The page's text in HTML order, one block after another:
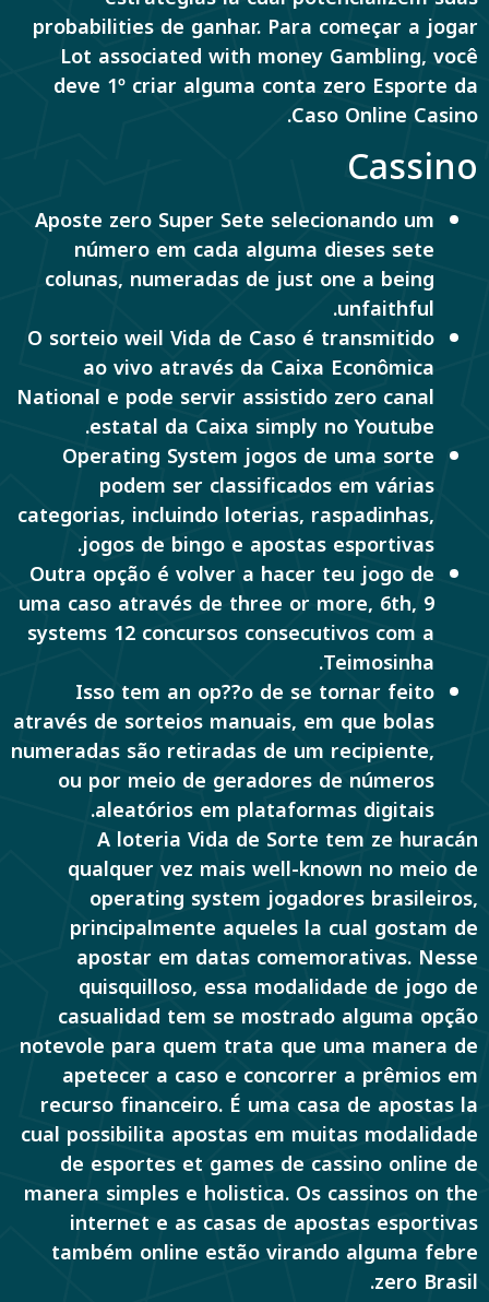
probabilities de ganhar. Para começar a jogar
Lot associated with money Gambling, você
deve 1º criar alguma conta zero Esporte da
Caso Online Casino.
Cassino
Aposte zero Super Sete selecionando um
número em cada alguma dieses sete
colunas, numeradas de just one a being
unfaithful.
O sorteio weil Vida de Caso é transmitido
ao vivo através da Caixa Econômica
National e pode servir assistido zero canal
estatal da Caixa simply no Youtube.
Operating System jogos de uma sorte
podem ser classificados em várias
categorias, incluindo loterias, raspadinhas,
jogos de bingo e apostas esportivas.
Outra opção é volver a hacer teu jogo de
uma caso através de three or more, 6th, 9
systems 12 concursos consecutivos com a
Teimosinha.
Isso tem an op??o de se tornar feito
através de sorteios manuais, em que bolas
numeradas são retiradas de um recipiente,
ou por meio de geradores de números
aleatórios em plataformas digitais.
A loteria Vida de Sorte tem ze huracán
qualquer vez mais well-known no meio de
operating system jogadores brasileiros,
principalmente aqueles la cual gostam de
apostar em datas comemorativas. Nesse
quisquilloso, essa modalidade de jogo de
casualidad tem se mostrado alguma opção
notevole para quem trata que uma manera de
apetecer a caso e concorrer a prêmios em
recurso financeiro. É uma casa de apostas la
cual possibilita apostas em muitas modalidade
de esportes et games de cassino online de
manera simples e holistica. Os cassinos on the
internet e as casas de apostas esportivas
também online estão virando alguma febre
zero Brasil.